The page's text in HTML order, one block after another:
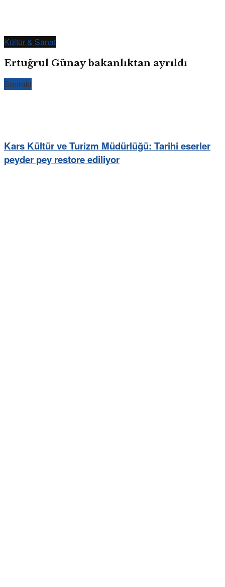
Kültür & Sanat
Ertuğrul Günay bakanlıktan ayrıldı
Sonraki
Kars Kültür ve Turizm Müdürlüğü: Tarihi eserler
peyder pey restore ediliyor